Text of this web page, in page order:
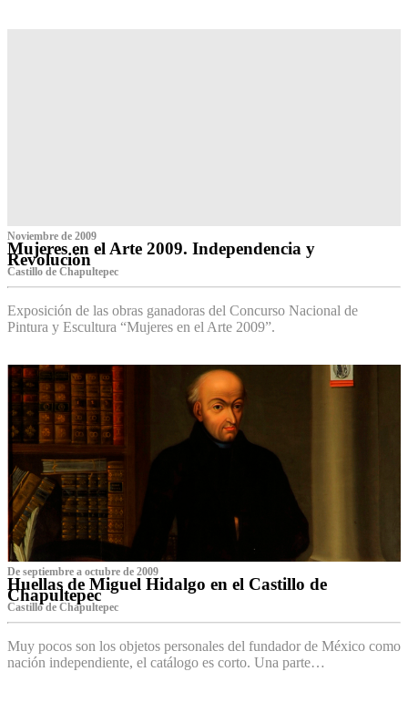
Noviembre de 2009
Mujeres en el Arte 2009. Independencia y
Revolución
Castillo de Chapultepec
Exposición de las obras ganadoras del Concurso Nacional de
Pintura y Escultura “Mujeres en el Arte 2009”.
De septiembre a octubre de 2009
Huellas de Miguel Hidalgo en el Castillo de
Chapultepec
Castillo de Chapultepec
Muy pocos son los objetos personales del fundador de México como
nación independiente, el catálogo es corto. Una parte…